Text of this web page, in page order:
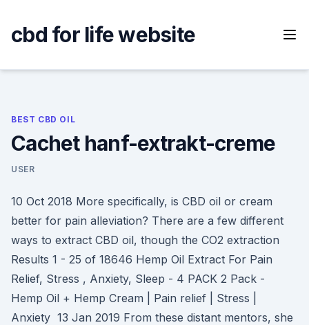
content
cbd for life website
BEST CBD OIL
Cachet hanf-extrakt-creme
USER
10 Oct 2018 More specifically, is CBD oil or cream
better for pain alleviation? There are a few different
ways to extract CBD oil, though the CO2 extraction
Results 1 - 25 of 18646 Hemp Oil Extract For Pain
Relief, Stress , Anxiety, Sleep - 4 PACK 2 Pack -
Hemp Oil + Hemp Cream | Pain relief | Stress |
Anxiety 13 Jan 2019 From these distant mentors, she